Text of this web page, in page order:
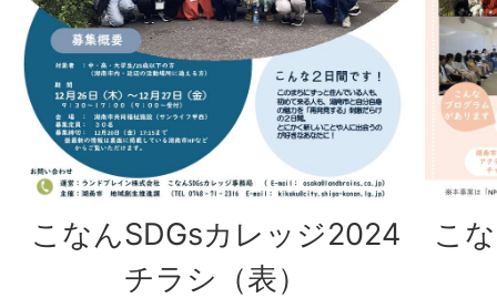
こなんSDGsカレッジ2024
チラシ（表）
こ